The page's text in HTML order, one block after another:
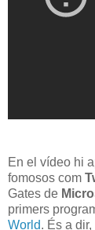
En el vídeo hi
fomosos com
Gates de
primers
World. És a